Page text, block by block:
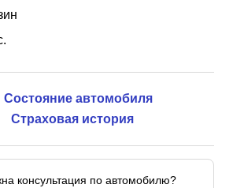
Состояние автомобиля
Страховая история
консультация по автомобилю?